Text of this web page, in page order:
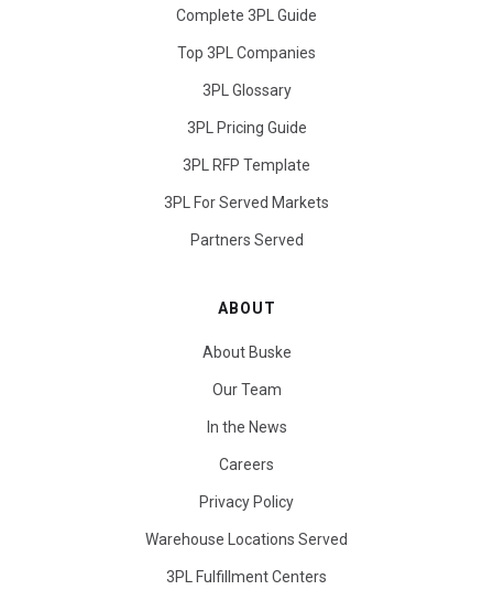
Complete 3PL Guide
Top 3PL Companies
3PL Glossary
3PL Pricing Guide
3PL RFP Template
3PL For Served Markets
Partners Served
ABOUT
About Buske
Our Team
In the News
Careers
Privacy Policy
Warehouse Locations Served
3PL Fulfillment Centers